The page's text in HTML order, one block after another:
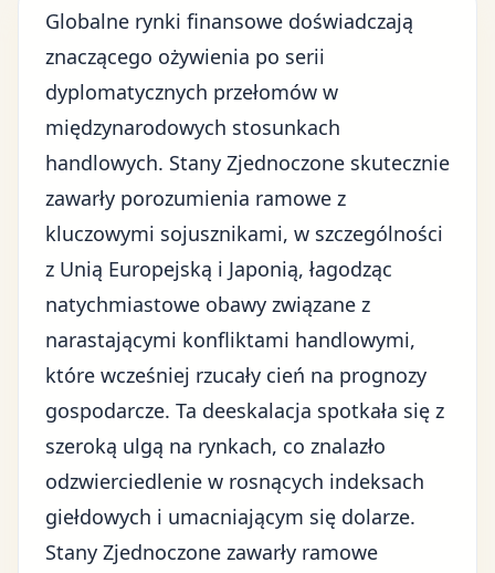
Globalne rynki finansowe doświadczają
znaczącego ożywienia po serii
dyplomatycznych przełomów w
międzynarodowych stosunkach
handlowych. Stany Zjednoczone skutecznie
zawarły porozumienia ramowe z
kluczowymi sojusznikami, w szczególności
z Unią Europejską i Japonią, łagodząc
natychmiastowe obawy związane z
narastającymi konfliktami handlowymi,
które wcześniej rzucały cień na prognozy
gospodarcze. Ta deeskalacja spotkała się z
szeroką ulgą na rynkach, co znalazło
odzwierciedlenie w rosnących indeksach
giełdowych i umacniającym się dolarze.
Stany Zjednoczone zawarły ramowe